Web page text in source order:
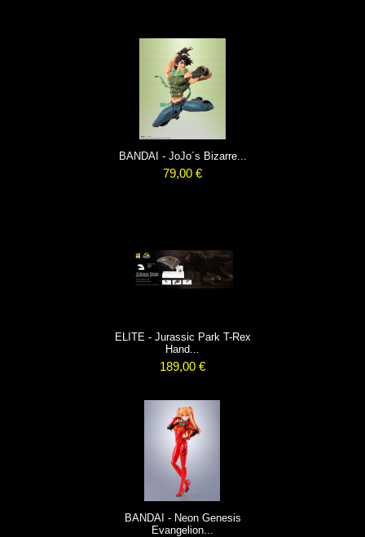
BANDAI - JoJo´s Bizarre...
79,00 €
ELITE - Jurassic Park T-Rex
Hand...
189,00 €
BANDAI - Neon Genesis
Evangelion...